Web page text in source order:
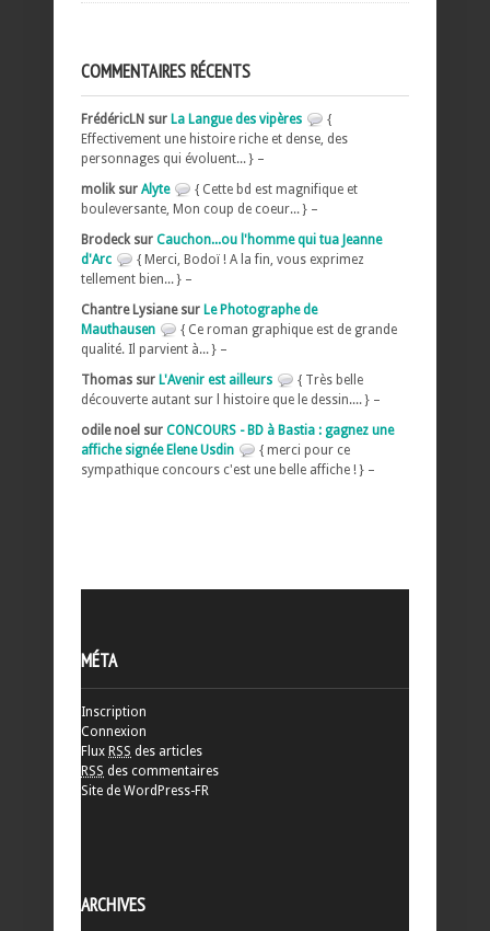
COMMENTAIRES RÉCENTS
FrédéricLN sur La Langue des vipères
{
Effectivement une histoire riche et dense, des
personnages qui évoluent... } –
molik sur Alyte
{ Cette bd est magnifique et
bouleversante, Mon coup de coeur... } –
Brodeck sur Cauchon...ou l'homme qui tua Jeanne
d'Arc
{ Merci, Bodoï ! A la fin, vous exprimez
tellement bien... } –
Chantre Lysiane sur Le Photographe de
Mauthausen
{ Ce roman graphique est de grande
qualité. Il parvient à... } –
Thomas sur L'Avenir est ailleurs
{ Très belle
découverte autant sur l histoire que le dessin.... } –
odile noel sur CONCOURS - BD à Bastia : gagnez une
affiche signée Elene Usdin
{ merci pour ce
sympathique concours c'est une belle affiche ! } –
MÉTA
Inscription
Connexion
Flux RSS des articles
RSS des commentaires
Site de WordPress-FR
ARCHIVES